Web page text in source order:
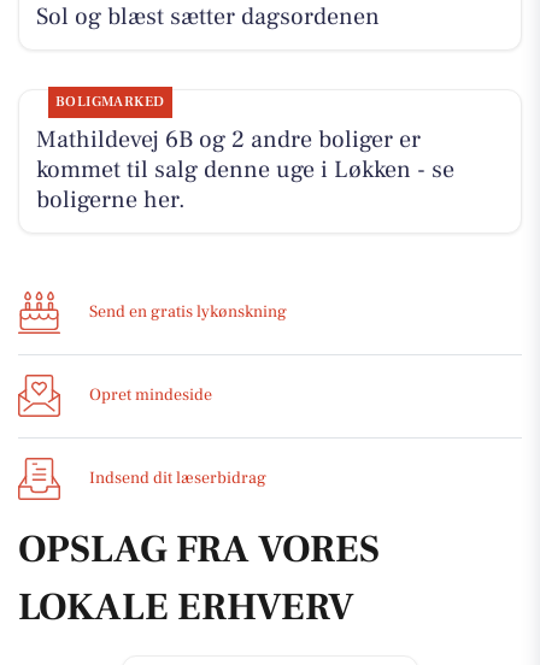
Sol og blæst sætter dagsordenen
BOLIGMARKED
Mathildevej 6B og 2 andre boliger er
kommet til salg denne uge i Løkken - se
boligerne her.
Send en gratis lykønskning
Opret mindeside
Indsend dit læserbidrag
OPSLAG FRA VORES
LOKALE ERHVERV